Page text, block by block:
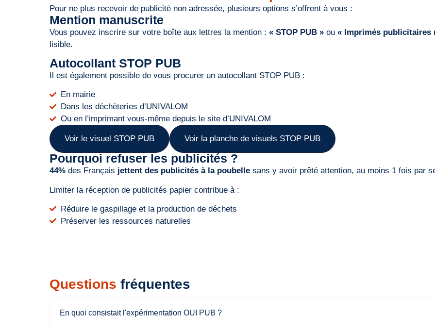
Pour ne plus recevoir de publicité non adressée, plusieurs options s’offrent à vous :
Mention manuscrite
Vous pouvez inscrire sur votre boîte aux lettres la mention : « STOP PUB » ou « Imprimés publicitaires
lisible.
Autocollant STOP PUB
Il est également possible de vous procurer un autocollant STOP PUB :
En mairie
Dans les déchèteries d’UNIVALOM
Ou en l’imprimant vous-même depuis le site d’UNIVALOM
Voir le visuel STOP PUB Voir la planche de visuels STOP PUB
Pourquoi refuser les publicités ?
44% des Français jettent des publicités à la poubelle sans y avoir prêté attention, au moins 1 fois par
Limiter la réception de publicités papier contribue à :
Réduire le gaspillage et la production de déchets
Préserver les ressources naturelles
Questions fréquentes
En quoi consistait l'expérimentation OUI PUB ?